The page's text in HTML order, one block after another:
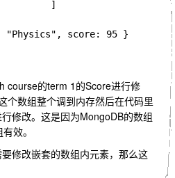
]
"Physics", score: 95 }
course的term 1的Score进行修
个数组整个调到内存然后在代码里
修改。这是因为MongoDB的数组
效。
修改嵌套的数组内元素，那么这